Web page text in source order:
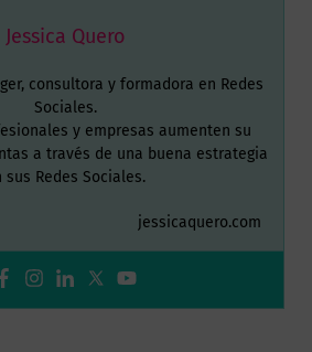
Jessica Quero
consultora y formadora en Redes
Sociales.
y empresas aumenten su
a través de una buena estrategia
sus Redes Sociales.
jessicaquero.com